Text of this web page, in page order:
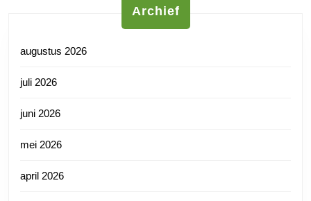
Archief
augustus 2026
juli 2026
juni 2026
mei 2026
april 2026